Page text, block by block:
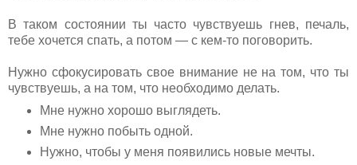
В таком состоянии ты часто чувствуешь гнев, печаль,
тебе хочется спать, а потом — с кем-то поговорить.
Нужно сфокусировать свое внимание не на том, что ты
чувствуешь, а на том, что необходимо делать.
Мне нужно хорошо выглядеть.
Мне нужно побыть одной.
Нужно, чтобы у меня появились новые мечты.